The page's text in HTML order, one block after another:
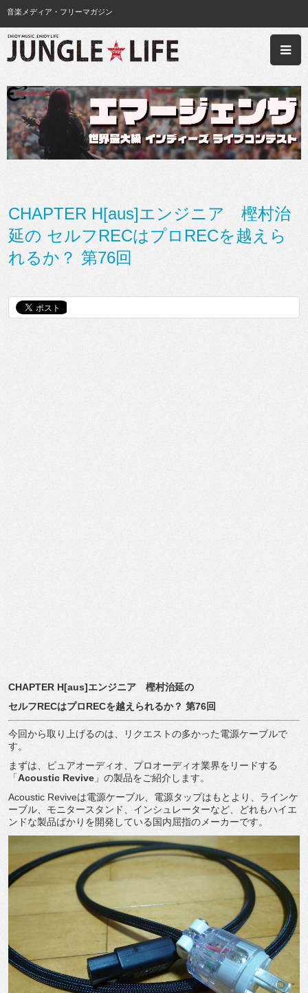
音楽メディア・フリーマガジン
CHAPTER H[aus]エンジニア 樫村治
延の セルフRECはプロRECを越えら
れるか？ 第76回
CHAPTER H[aus]エンジニア 樫村治延の
セルフRECはプロRECを越えられるか？ 第76回
今回から取り上げるのは、リクエストの多かった電源ケーブルで
す。
まずは、ピュアオーディオ、プロオーディオ業界をリードする
「Acoustic Revive 」の製品をご紹介します。
Acoustic Reviveは電源ケーブル、電源タップはもとより、ラインケ
ーブル、モニタースタンド、インシュレーターなど、どれもハイエ
ンドな製品ばかりを開発している国内屈指のメーカーです。